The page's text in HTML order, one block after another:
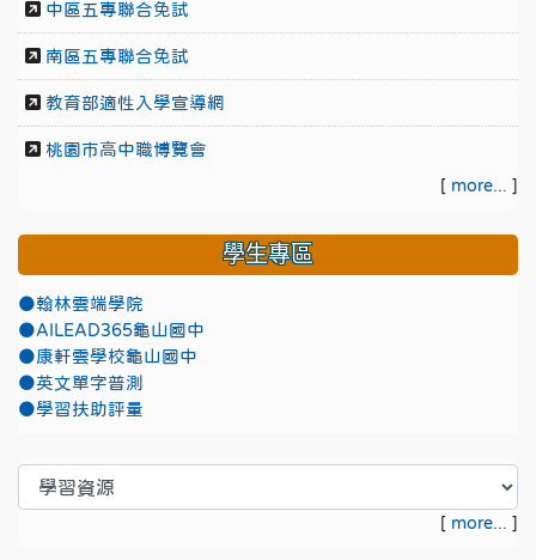
中區五專聯合免試
南區五專聯合免試
教育部適性入學宣導網
桃園市高中職博覽會
[ more... ]
學生專區
●翰林雲端學院
●AILEAD365龜山國中
●康軒雲學校龜山國中
●英文單字普測
●學習扶助評量
[ more... ]